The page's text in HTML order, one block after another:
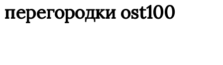
перегородки ost100